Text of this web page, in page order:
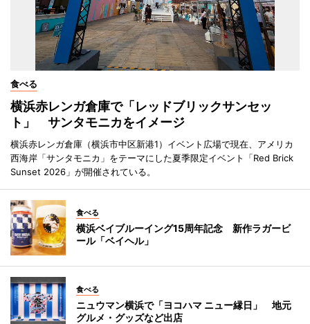
食べる
横浜赤レンガ倉庫で「レッドブリックサンセッ
ト」 サンタモニカをイメージ
横浜赤レンガ倉庫（横浜市中区新港1）イベント広場で現在、アメリカ
西海岸「サンタモニカ」をテーマにした夏季限定イベント「Red Brick
Sunset 2026」が開催されている。
食べる
横浜ベイブルーイング15周年記念 新作ラガービ
ール「ベイヘル」
食べる
ニュウマン横浜で「ヨコハマ ニュー縁日」 地元
グルメ・グッズなど出店